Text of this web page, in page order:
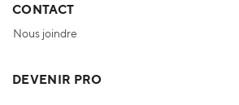
CONTACT
Nous joindre
DEVENIR PRO